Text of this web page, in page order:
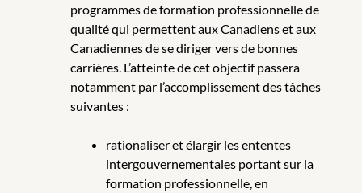
programmes de formation professionnelle de
qualité qui permettent aux Canadiens et aux
Canadiennes de se diriger vers de bonnes
carrières. L’atteinte de cet objectif passera
notamment par l’accomplissement des tâches
suivantes :
rationaliser et élargir les ententes
intergouvernementales portant sur la
formation professionnelle, en